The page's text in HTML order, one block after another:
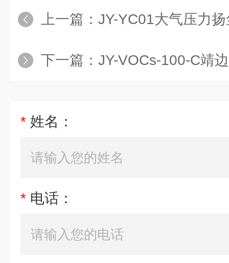
上一篇： JY-YC01大气压力
下一篇： JY-VOCs-100-C靖边
* 姓名：
* 电话：